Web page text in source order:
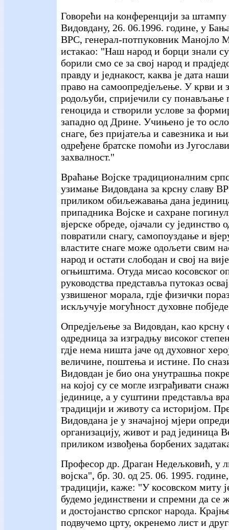
Говорећи на конференцији за
Видовдану, 26. 06.1996. године, у
ВРС, генерал-потпуковник Манојло
истакао: "Наш народ и борци знали
борили смо се за свој народ и
правду и једнакост, каква је дата
право на самоопредјељење. У крви и
родољуби, спријечили су понављање
геноцида и створили услове за
западно од Дрине. Учињено је то
снаге, без пријатеља и савезника и
одређене братске помоћи из
захвалност."
Враћање Војске традиционалним
узимање Видовдана за крсну славу
приликом обиљежавања дана
припадника Војске и сахране
вјерске обреде, ојачали су јединство
повратили снагу, самопоуздање и
властите снаге може одољети свим
народ и остати слободан и свој на
огњиштима. Отуда мисао косовског
руководства представља путоказ
узвишеног морала, гдје физички
искључује могућност духовне
Опредјељење за Видовдан, као крсну
одредница за изградњу високог
гдје нема ништа јаче од духовног
величине, поштења и истине. По
Видовдан је био она унутрашња
на којој су се могле изграђивати
јединице, а у суштини представља
традицији и животу са историјом.
Видовдана је у значајној мјери
организацију, живот и рад јединица
приликом извођења борбених
Професор др. Драган Недељковић, у
војска", бр. 30. од 25. 06. 1995.
традицији, каже: "У косовском миту
будемо јединствени и спремни да се
и достојанство српског народа.
подвучемо црту, окренемо лист и